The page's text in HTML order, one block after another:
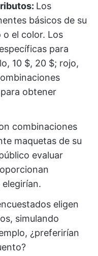
Los
básicos de su
el color. Los
para
10 $, 20 $; rojo,
obtener
combinaciones
maquetas de su
evaluar
eligen
simulando
¿preferirían